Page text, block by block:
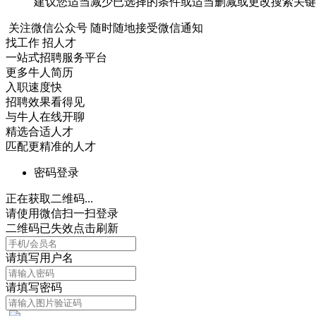
关注微信公众号 随时随地接受微信通知
找工作 招人才
一站式招聘服务平台
更多牛人简历
入职速度快
招聘效果看得见
与牛人在线开聊
精选合适人才
匹配更精准的人才
密码登录
正在获取二维码...
请使用微信扫一扫登录
二维码已失效点击刷新
请填写用户名
请填写密码